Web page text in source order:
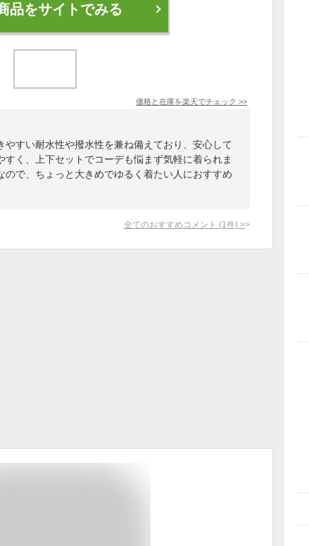
品をサイトでみる
価格と在庫を楽天でチェック >>
すい耐水性や撥水性を兼ね備えており、安心して
く、上下セットでコーデも悩まず気軽に着られま
ので、ちょっと大きめでゆるく着たい人におすすめ
全てのおすすめコメント (1 件) >